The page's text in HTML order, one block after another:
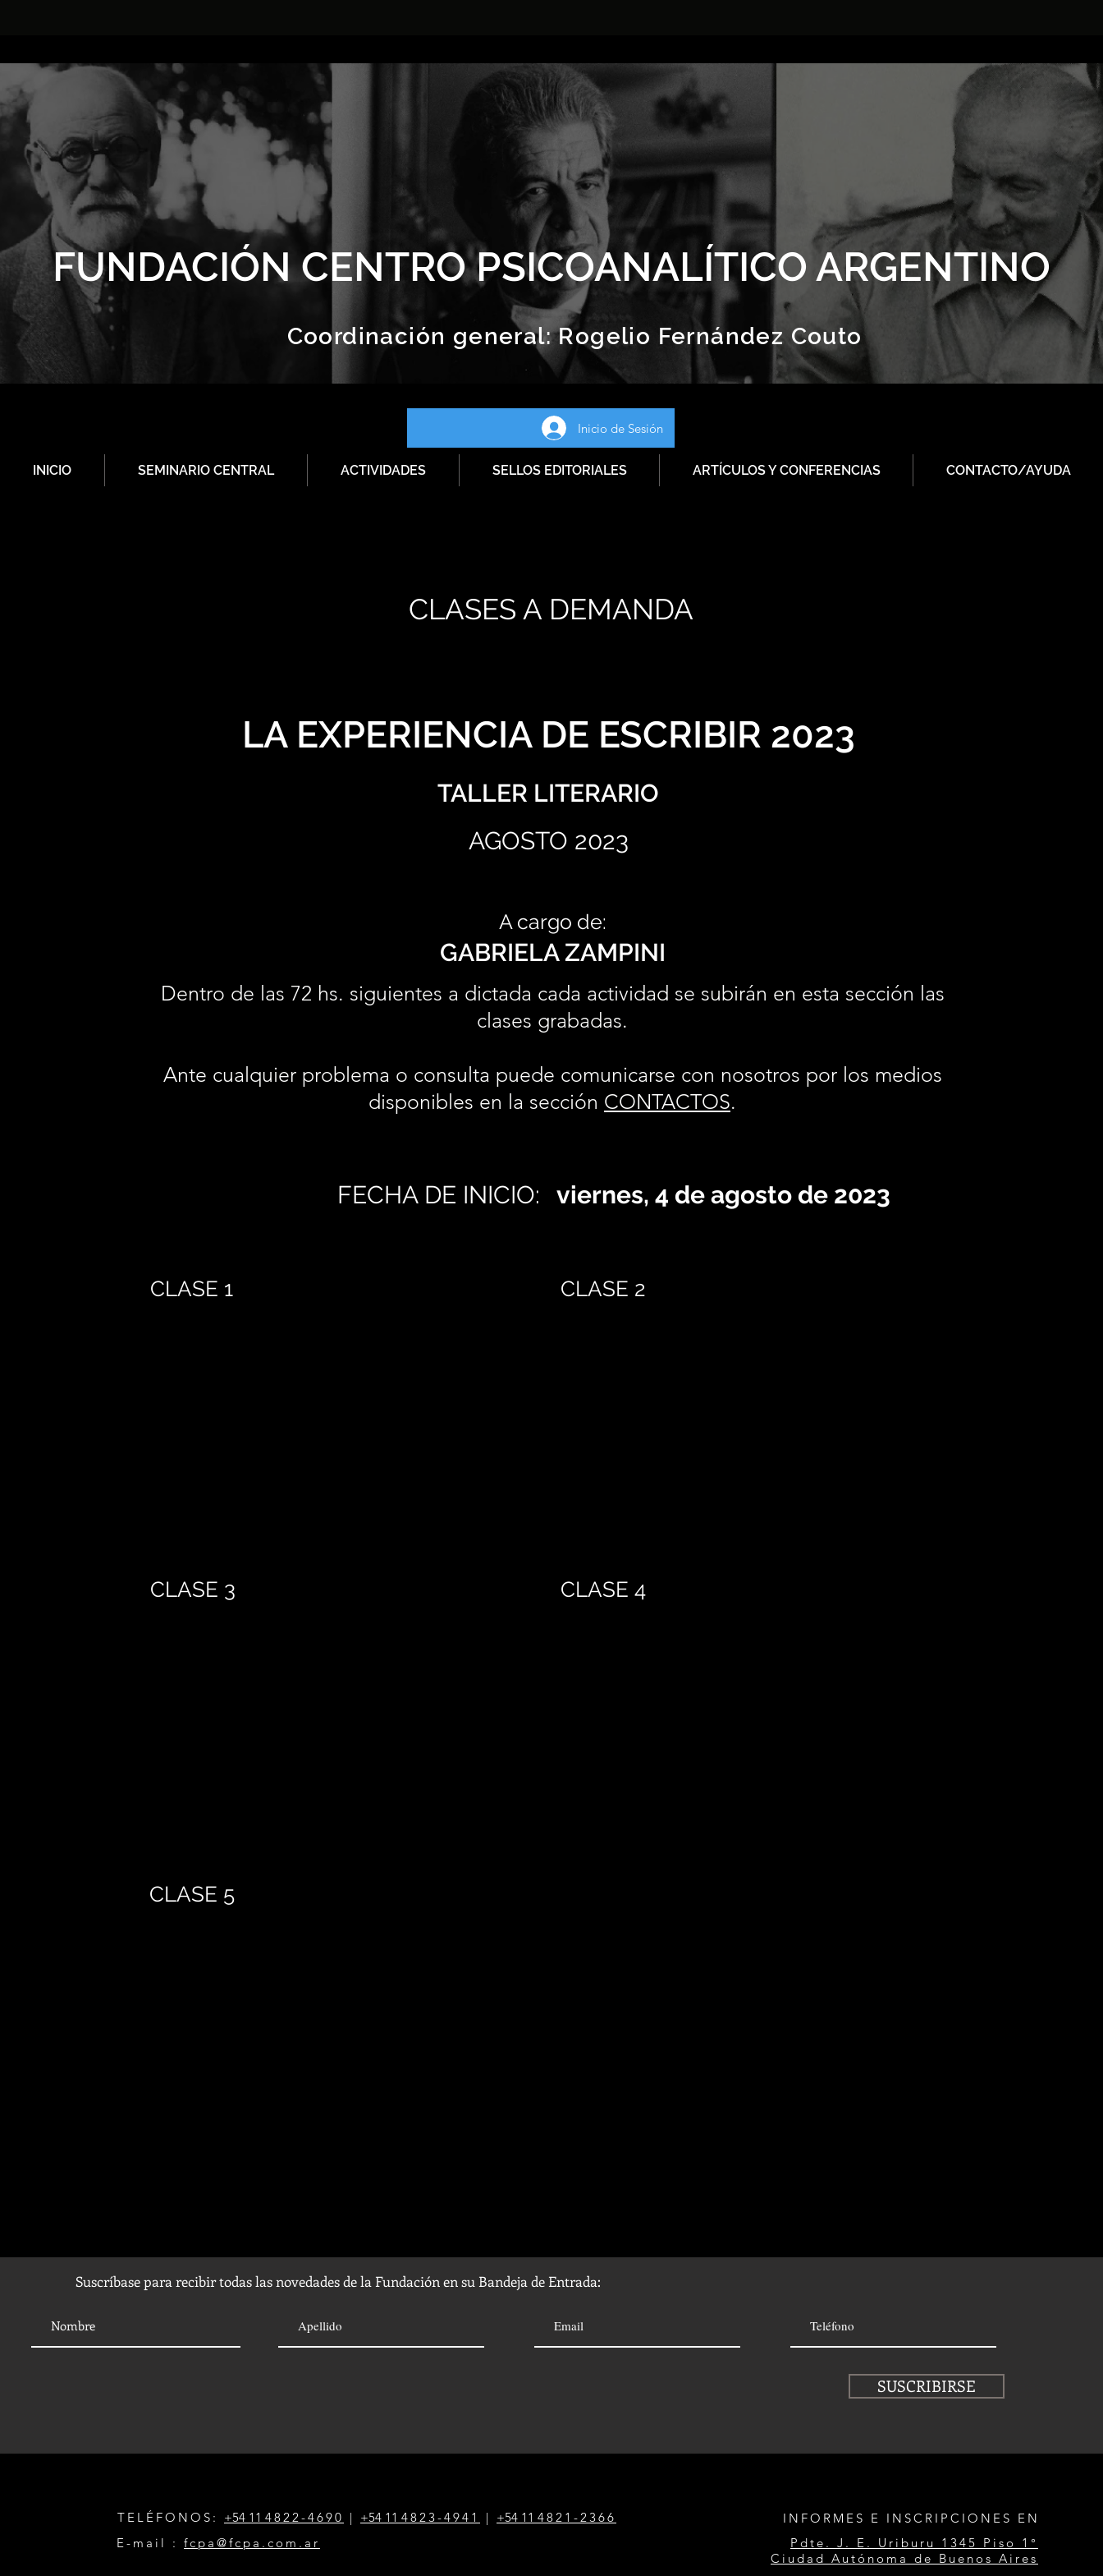
FUNDACIÓN CENTRO PSICOANALÍTICO ARGENTINO
Coordinación general:Rogelio Fernández Couto
Inicio de Sesión
INICIO SEMINARIO CENTRAL ACTIVIDADES SELLOS EDITORIALES ARTÍCULOS Y CONFERENCIAS CONTACTO/AYUDA
CLASES A DEMANDA
LA EXPERIENCIA DE ESCRIBIR 2023
TALLER LITERARIO
AGOSTO 2023
A cargo de:
GABRIELA ZAMPINI
Dentro de las 72 hs. siguientes a dictada cada actividad se subirán en esta sección las
clases grabadas.
Ante cualquier problema o consulta puede comunicarse con nosotros por los medios
disponibles en la sección CONTACTOS.
FECHA DE INICIO: viernes, 4 de agosto de 2023
CLASE 1
CLASE 3
CLASE 2
CLASE 4
CLASE 5
Suscríbase para recibir todas las novedades de la Fundación en su Bandeja de Entrada:
SUSCRIBIRSE
TELÉFONOS: +54 11 4822-4690 | +54 1 1 4823-4941 | +54 1 1 4821-2366
E-mail : fcpa@fcpa.com.ar
INFORMES E INSCRIPCIONES EN
Pdte. J. E. Uriburu 1345 Piso 1°
Ciudad Autónoma de Buenos Aires